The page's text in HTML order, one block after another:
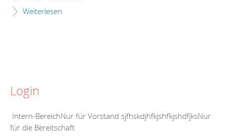
Weiterlesen
Login
Intern-BereichNur für Vorstand sjfhskdjhfkjshfkjshdfjksNur
für die Bereitschaft